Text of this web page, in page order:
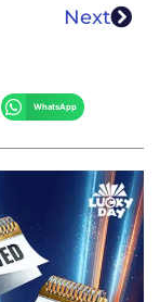
Next
WhatsApp